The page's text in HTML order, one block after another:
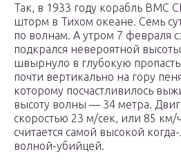
Так, в 1933 году корабль ВМС
шторм в Тихом океане. Семь
по волнам. А утром 7 февраля
подкрался невероятной
швырнуло в глубокую
почти вертикально на гору
которому посчастливилось
высоту волны — 34 метра.
скоростью 23 м/сек, или 85 км/
считается самой высокой
волной-убийцей.